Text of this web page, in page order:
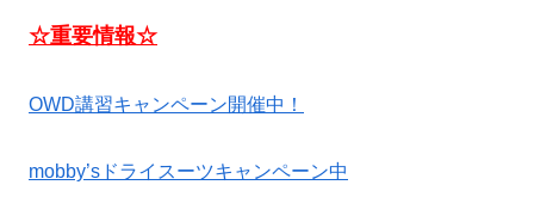
☆重要情報☆
OWD講習キャンペーン開催中！
mobby’sドライスーツキャンペーン中